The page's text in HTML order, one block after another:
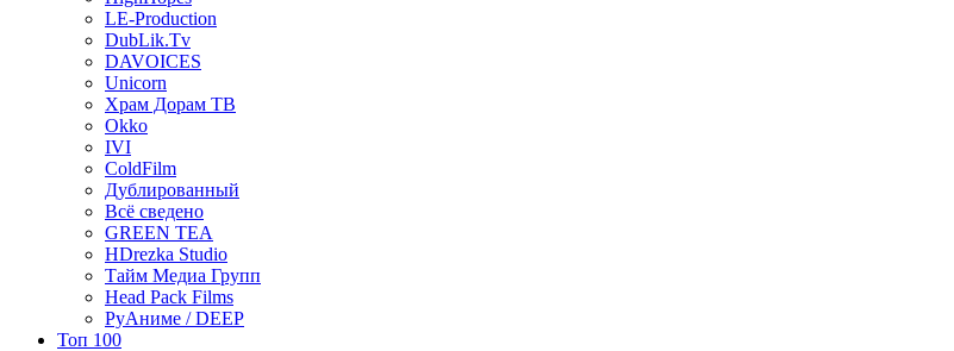
LE-Production
DubLik.Tv
DAVOICES
Unicorn
Храм Дорам ТВ
Okko
IVI
ColdFilm
Дублированный
Всё сведено
GREEN TEA
HDrezka Studio
Тайм Медиа Групп
Head Pack Films
РуАниме / DEEP
Топ 100